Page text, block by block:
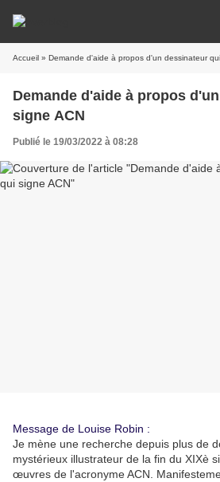
Accueil » Demande d'aide à propos d'un dessinateur
Demande d'aide à propos
signe ACN
Publié le 19/03/2022 à 08:28
Message de Louise Robin :
Je mène une recherche depuis plus de
mystérieux illustrateur de la fin du XIXè
œuvres de l'acronyme ACN.